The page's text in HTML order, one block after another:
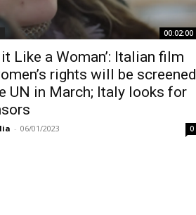
00:02:00
it Like a Woman’: Italian film
rights will be screened
UN in March; Italy looks for
- 06/01/2023 0